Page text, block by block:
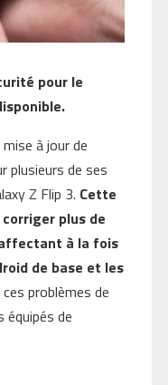
pour le
à jour de
plusieurs de ses
Z Flip 3. Cette
plus de
à la fois
de base et les
problèmes de
équipés de